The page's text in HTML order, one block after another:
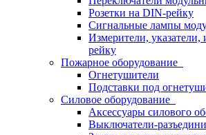
Розетки на DIN-рейку
Сигнальные лампы
Измерители,
рейку
Пожарное оборудование
Огнетушители
Подставки под
Силовое оборудование
Аксессуары силового
Выключатели-